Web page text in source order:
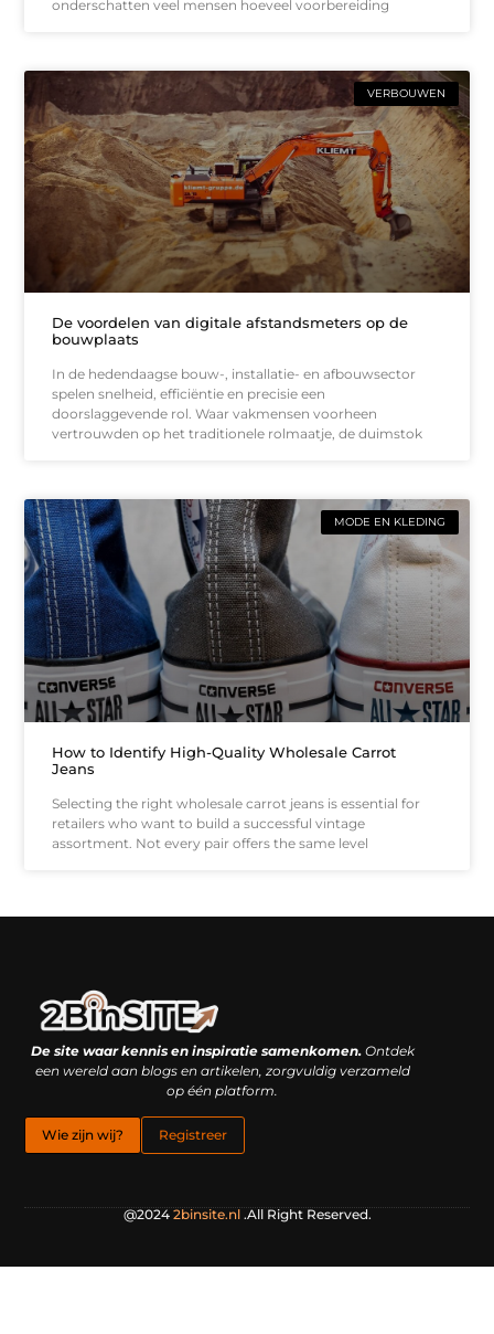
onderschatten veel mensen hoeveel voorbereiding
VERBOUWEN
De voordelen van digitale afstandsmeters op de
bouwplaats
In de hedendaagse bouw-, installatie- en afbouwsector
spelen snelheid, efficiëntie en precisie een
doorslaggevende rol. Waar vakmensen voorheen
vertrouwden op het traditionele rolmaatje, de duimstok
MODE EN KLEDING
How to Identify High-Quality Wholesale Carrot
Jeans
Selecting the right wholesale carrot jeans is essential for
retailers who want to build a successful vintage
assortment. Not every pair offers the same level
De site waar kennis en inspiratie samenkomen.Ontdek
een wereld aan blogs en artikelen, zorgvuldig verzameld
op één platform.
Wie zijn wij? Registreer
@2024 2binsite.nl.All Right Reserved.